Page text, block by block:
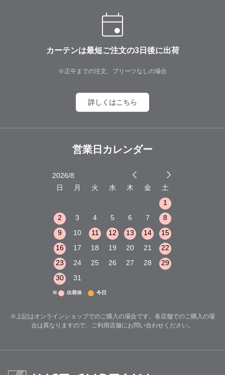
カーテンは最短ご注文の3日後に出荷
※正午までの注文、プリーツなしの場合
詳しくはこちら
営業日カレンダー
2026/8
日
月 火 水 木 金
土
1
2
3 4 5 6 7
8
9
10 11 12 13 14
15
16
17 18 19 20 21
22
23
24 25 26 27 28
29
30
31
※ 出荷休 今日
※上記はオンラインショップでのご購入の場合です。各店舗でのご購入の場
合は異なりますので、ご利用店舗にお問い合わせください。